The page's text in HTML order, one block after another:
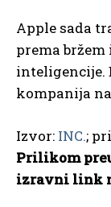
Apple sada
prema
inteligencije.
kompanija
Izvor: INC.;
Prilikom
izravni link